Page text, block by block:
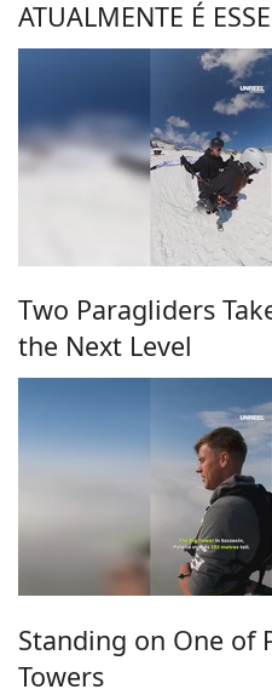
ATUALMENTE É
Two Paragliders
the Next Level
Standing on One of
Towers